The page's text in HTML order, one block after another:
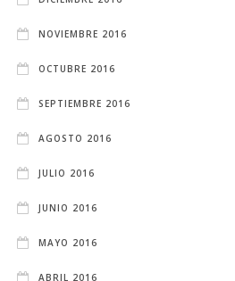
NOVIEMBRE 2016
OCTUBRE 2016
SEPTIEMBRE 2016
AGOSTO 2016
JULIO 2016
JUNIO 2016
MAYO 2016
ABRIL 2016